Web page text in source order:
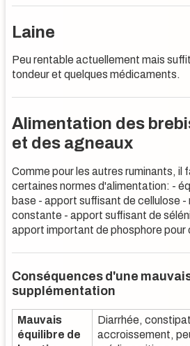
Laine
Peu rentable actuellement mais
tondeur et quelques médicaments.
Alimentation des
et des agneaux
Comme pour les autres ruminants, il
certaines normes d'alimentation: -
base - apport suffisant de cellulose -
constante - apport suffisant de
apport important de phosphore pour
Conséquences d'une
supplémentation
Mauvais
équilibre de
Diarrhée,
accroissement,